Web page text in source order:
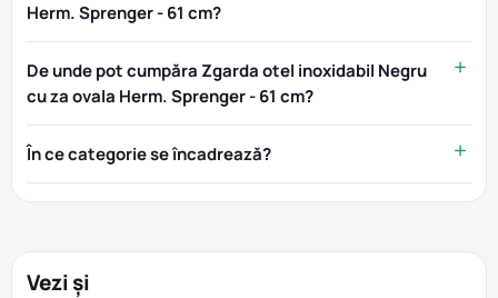
Herm. Sprenger - 61 cm?
De unde pot cumpăra Zgarda otel inoxidabil Negru
cu za ovala Herm. Sprenger - 61 cm?
În ce categorie se încadrează?
Vezi și